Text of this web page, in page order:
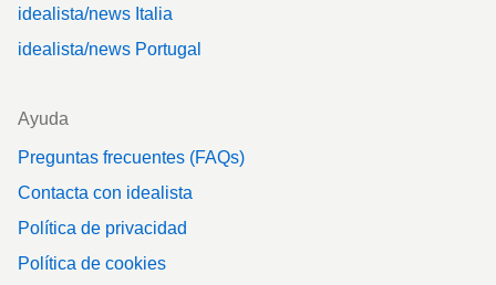
idealista/news Italia
idealista/news Portugal
Ayuda
Preguntas frecuentes (FAQs)
Contacta con idealista
Política de privacidad
Política de cookies